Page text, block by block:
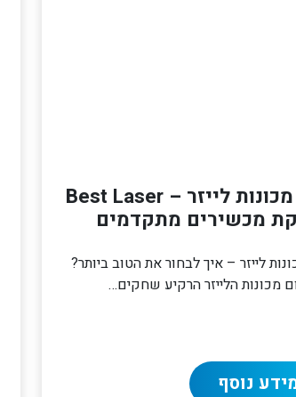
יבוא מכונות לייזר – Best Laser
מכשירים מתקדמים
לייזר – איך לבחור את הטוב ביותר?
מכונות הלייזר הרקיע שחקים…
נוסף